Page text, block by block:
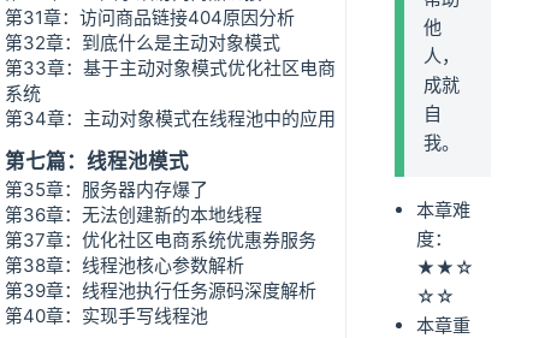
第31章：访问商品链接404原因分析
第32章：到底什么是主动对象模式
第33章：基于主动对象模式优化社区电商
系统
第34章：主动对象模式在线程池中的应用
第七篇：线程池模式
第35章：服务器内存爆了
第36章：无法创建新的本地线程
第37章：优化社区电商系统优惠券服务
第38章：线程池核心参数解析
第39章：线程池执行任务源码深度解析
第40章：实现手写线程池
他
人，
成就
自
我。
本章难
度：
★★☆
☆☆
本章重